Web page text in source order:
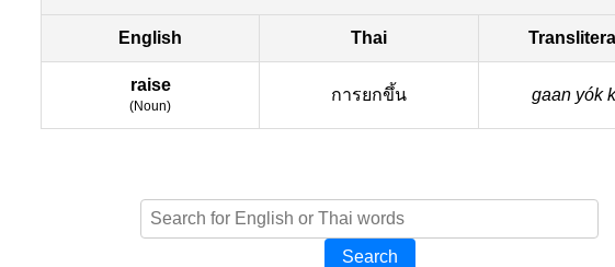
English Thai
raise
(Noun)
การยกขึ้น gaan yók
Search